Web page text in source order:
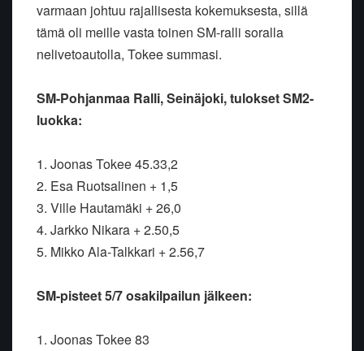
varmaan johtuu rajallisesta kokemuksesta, sillä
tämä oli meille vasta toinen SM-ralli soralla
nelivetoautolla, Tokee summasi.
SM-Pohjanmaa Ralli, Seinäjoki, tulokset SM2-
luokka:
1. Joonas Tokee 45.33,2
2. Esa Ruotsalinen + 1,5
3. Ville Hautamäki + 26,0
4. Jarkko Nikara + 2.50,5
5. Mikko Ala-Talkkari + 2.56,7
SM-pisteet 5/7 osakilpailun jälkeen:
1. Joonas Tokee 83